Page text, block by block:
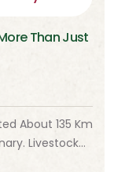
Than Just
About 135 Km
Livestock…